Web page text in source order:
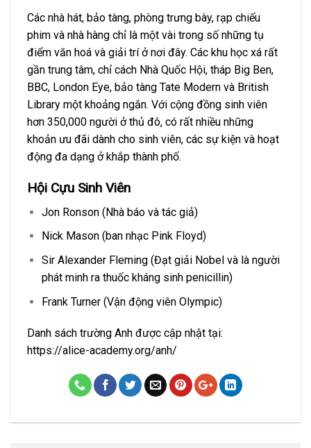
Các nhà hát, bảo tàng, phòng trưng bày, rạp chiếu
phim và nhà hàng chỉ là một vài trong số những tụ
điểm văn hoá và giải trí ở nơi đây. Các khu học xá rất
gần trung tâm, chỉ cách Nhà Quốc Hội, tháp Big Ben,
BBC, London Eye, bảo tàng Tate Modern và British
Library một khoảng ngắn. Với cộng đồng sinh viên
hơn 350,000 người ở thủ đô, có rất nhiều những
khoản ưu đãi dành cho sinh viên, các sự kiện và hoạt
động đa dạng ở khắp thành phố.
Hội Cựu Sinh Viên
Jon Ronson (Nhà báo và tác giả)
Nick Mason (ban nhạc Pink Floyd)
Sir Alexander Fleming (Đạt giải Nobel và là người
phát minh ra thuốc kháng sinh penicillin)
Frank Turner (Vận động viên Olympic)
Danh sách trường Anh được cập nhật tại:
https://alice-academy.org/anh/